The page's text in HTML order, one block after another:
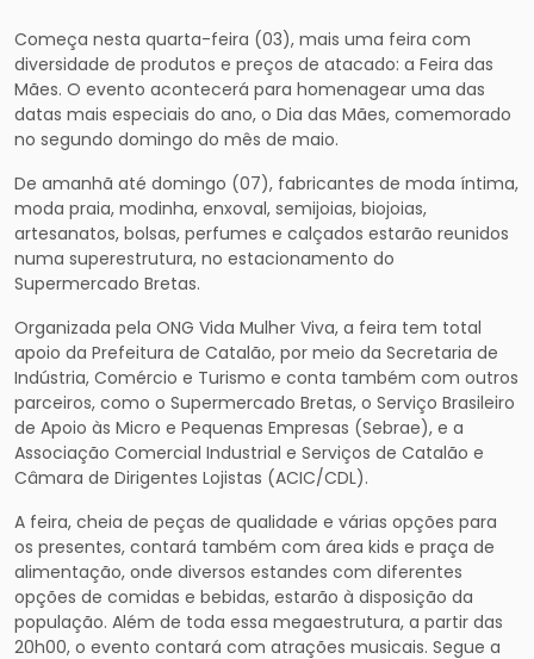
Começa nesta quarta-feira (03), mais uma feira com
diversidade de produtos e preços de atacado: a Feira das
Mães. O evento acontecerá para homenagear uma das
datas mais especiais do ano, o Dia das Mães, comemorado
no segundo domingo do mês de maio.
De amanhã até domingo (07), fabricantes de moda íntima,
moda praia, modinha, enxoval, semijoias, biojoias,
artesanatos, bolsas, perfumes e calçados estarão reunidos
numa superestrutura, no estacionamento do
Supermercado Bretas.
Organizada pela ONG Vida Mulher Viva, a feira tem total
apoio da Prefeitura de Catalão, por meio da Secretaria de
Indústria, Comércio e Turismo e conta também com outros
parceiros, como o Supermercado Bretas, o Serviço Brasileiro
de Apoio às Micro e Pequenas Empresas (Sebrae), e a
Associação Comercial Industrial e Serviços de Catalão e
Câmara de Dirigentes Lojistas (ACIC/CDL).
A feira, cheia de peças de qualidade e várias opções para
os presentes, contará também com área kids e praça de
alimentação, onde diversos estandes com diferentes
opções de comidas e bebidas, estarão à disposição da
população. Além de toda essa megaestrutura, a partir das
20h00, o evento contará com atrações musicais. Segue a